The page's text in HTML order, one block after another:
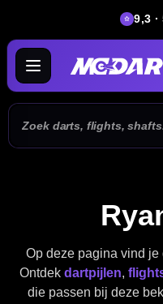
9,3
Op deze pagina vind je
Ontdek dartpijlen,
die passen bij deze